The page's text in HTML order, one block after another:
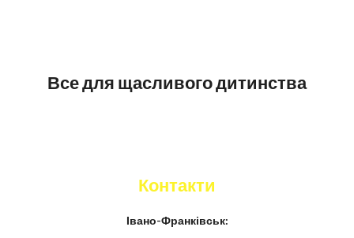
Все для щасливого дитинства
Контакти
Івано-Франківськ: